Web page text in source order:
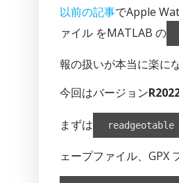
以前の記事でApple
ァイル をMATLAB の
報の扱いが本当に楽に
今回はバージョン
まずは readgeotable
ェープファイル、GPX